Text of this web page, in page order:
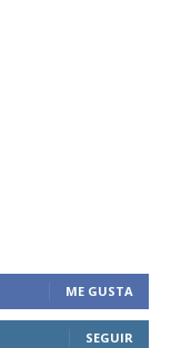
ME GUSTA
SEGUIR